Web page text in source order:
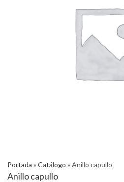
Portada » Catálogo » Anillo capullo
Anillo capullo